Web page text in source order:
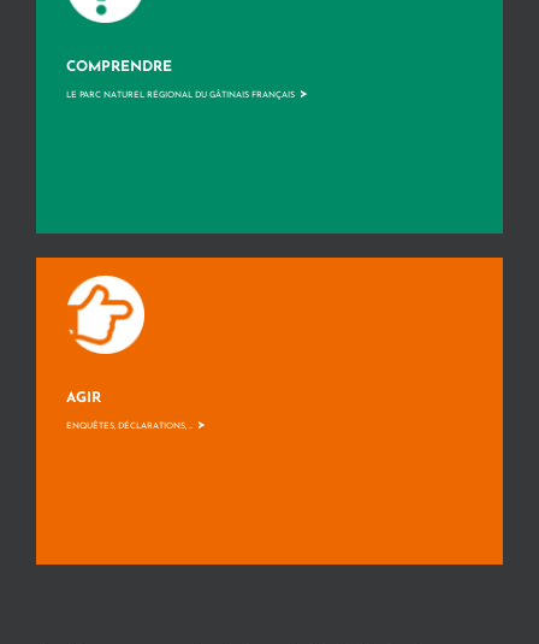
COMPRENDRE
LE PARC NATUREL RÉGIONAL DU GÂTINAIS FRANÇAIS >
AGIR
ENQUÊTES, DÉCLARATIONS, ... >